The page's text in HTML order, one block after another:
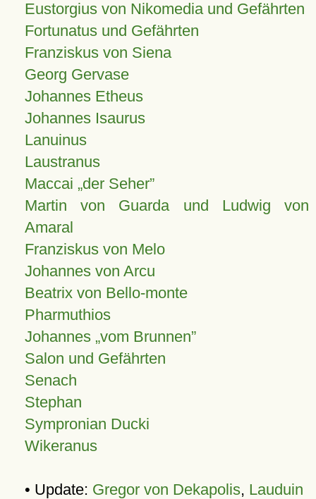
Eustorgius von Nikomedia und Gefährten
Fortunatus und Gefährten
Franziskus von Siena
Georg Gervase
Johannes Etheus
Johannes Isaurus
Lanuinus
Laustranus
Maccai „der Seher”
Martin von Guarda und Ludwig von
Amaral
Franziskus von Melo
Johannes von Arcu
Beatrix von Bello-monte
Pharmuthios
Johannes vom Brunnen
Salon und Gefährten
Senach
Stephan
Sympronian Ducki
Wikeranus
• Update: Gregor von Dekapolis, Lauduin